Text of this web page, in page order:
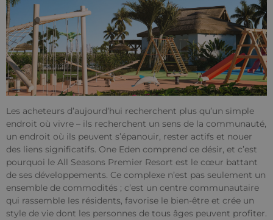
Les acheteurs d’aujourd’hui recherchent plus qu’un simple
endroit où vivre – ils recherchent un sens de la communauté,
un endroit où ils peuvent s’épanouir, rester actifs et nouer
des liens significatifs. One Eden comprend ce désir, et c’est
pourquoi le All Seasons Premier Resort est le cœur battant
de ses développements. Ce complexe n’est pas seulement un
ensemble de commodités ; c’est un centre communautaire
qui rassemble les résidents, favorise le bien-être et crée un
style de vie dont les personnes de tous âges peuvent profiter.